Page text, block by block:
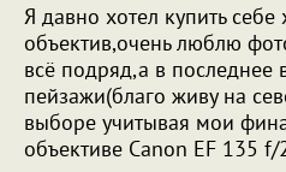
Я давно хотел купить
объектив,очень люблю
всё подряд,а в последнее
пейзажи(благо живу на
выборе учитывая мои
объективе Canon EF 135 f/